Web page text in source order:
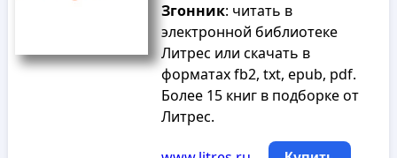
Згонник: читать в
электронной библиотеке
Литрес или скачать в
форматах fb2, txt, epub, pdf.
Более 15 книг в подборке от
Литрес.